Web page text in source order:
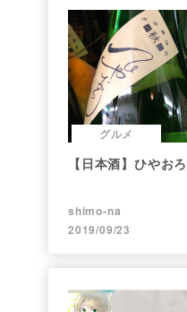
グルメ
【日本酒】ひやお
shimo-na
2019/09/23